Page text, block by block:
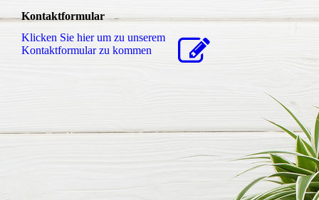
Kontaktformular
Klicken Sie hier um zu unserem
Kon­takt­for­mu­lar zu kommen